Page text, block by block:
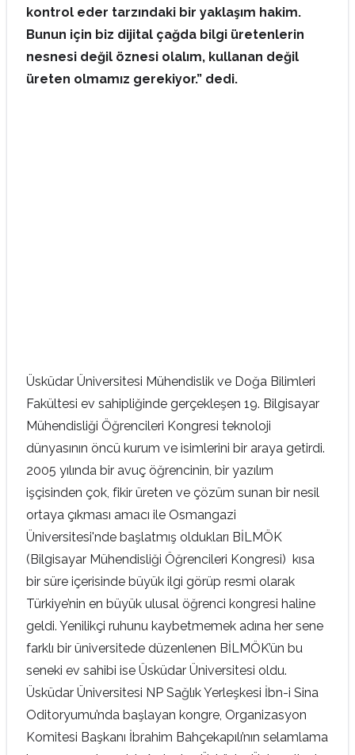
kontrol eder tarzındaki bir yaklaşım hakim.
Bunun için biz dijital çağda bilgi üretenlerin
nesnesi değil öznesi olalım, kullanan değil
üreten olmamız gerekiyor.” dedi.
Üsküdar Üniversitesi Mühendislik ve Doğa Bilimleri
Fakültesi ev sahipliğinde gerçekleşen 19. Bilgisayar
Mühendisliği Öğrencileri Kongresi teknoloji
dünyasının öncü kurum ve isimlerini bir araya getirdi.
2005 yılında bir avuç öğrencinin, bir yazılım
işçisinden çok, fikir üreten ve çözüm sunan bir nesil
ortaya çıkması amacı ile Osmangazi
Üniversitesi'nde başlatmış oldukları BİLMÖK
(Bilgisayar Mühendisliği Öğrencileri Kongresi) kısa
bir süre içerisinde büyük ilgi görüp resmi olarak
Türkiye’nin en büyük ulusal öğrenci kongresi haline
geldi. Yenilikçi ruhunu kaybetmemek adına her sene
farklı bir üniversitede düzenlenen BİLMÖK’ün bu
seneki ev sahibi ise Üsküdar Üniversitesi oldu.
Üsküdar Üniversitesi NP Sağlık Yerleşkesi İbn-i Sina
Oditoryumu’nda başlayan kongre, Organizasyon
Komitesi Başkanı İbrahim Bahçekapılı’nın selamlama